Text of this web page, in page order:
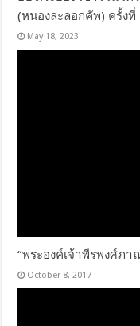
(หนองละลอกคัพ) ครั้งที่
May 18, 2023
“พระองค์เจ้าพีรพงศ์ภ
October 8, 2017